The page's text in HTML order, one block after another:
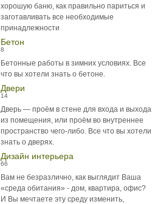
хорошую баню, как правильно париться и
заготавливать все необходимые
принадлежности
Бетон
8
Бетонные работы в зимних условиях. Все
что вы хотели знать о бетоне.
Двери
14
Дверь — проём в стене для входа и выхода
из помещения, или проём во внутреннее
пространство чего-либо. Все что вы хотели
знать о дверях.
Дизайн интерьера
66
Вам не безразлично, как выглядит Ваша
«среда обитания» - дом, квартира, офис?
И Вы мечтаете эту среду изменить,